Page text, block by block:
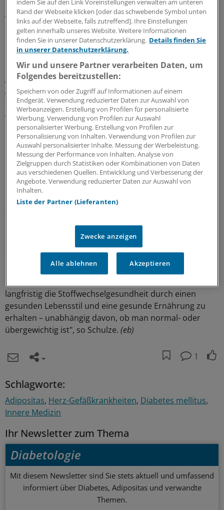
erhöhtes Risiko für Herz-Kreislauf-Erkrankungen hatten,
wenn sie über 10 oder gar 20 Jahre metabolisch gesund
blieben", wird Erstautorin Nathalie Eckel zitiert.
"Adipositas stellt somit ein ernst zu nehmendes
Erkrankungsrisiko dar, unabhängig davon, ob man
jahrelang keine Auffälligkeiten im Stoffwechsel hatte. Es
gibt somit nach wie vor keine eindeutigen Hinweise
darauf, dass es eine Untergruppe bei Menschen mit
Adipositas gibt, die kein erhöhtes Risiko hat."
"Wir waren zudem überrascht, dass auch unter den
metabolisch gesunden normalgewichtigen Frauen ein so
hoher Anteil entweder an Bluthochdruck, Diabetes oder
einer Fettstoffwechselstörung im Laufe von 20 Jahren
erkrankt ist", so Matthias Schulze in der DIfE-Mitteilung.
Forschung des DIfE im Rahmen des Deutschen
Zentrums für Diabetesforschung (DZD).
"Da diese Krankheiten maßgeblich das Risiko für
langfristig die Stoffwechselgesundheit durch einen
gesunden Lebensstil und eine gesunde Ernährung zu
erhalten – unabhängig davon, ob man normal- oder
übergewichtig ist", so Schulze. (eb)
1
Schlagworte:
Adipositas Herz-Gefäßkrankheiten Diabetes mellitus
Innere Medizin
Ihr Newsletter zum Thema
Diabetologie
Mit diesem Newsletter sind Sie stets aktuell und umfassend
informiert über Diabetes, Adipositas und verwandte
Themen.
indem Sie auf den Link Voreinstellungen verwalten am unteren
Rand der Webseite klicken [oder das schwebende Symbol unten
links auf der Webseite, falls zutreffend]. Ihre Einstellungen
gelten innerhalb unseres Website. Weitere Informationen
finden Sie in unserer Datenschutzerklärung. Details finden Sie
in unserer Datenschutzerklärung.
Wir und unsere Partner verarbeiten Daten, um
Folgendes bereitzustellen:
Speichern von oder Zugriff auf Informationen auf einem
Endgerät. Verwendung reduzierter Daten zur Auswahl von
Werbeanzeigen. Erstellung von Profilen für personalisierte
Werbung. Verwendung von Profilen zur Auswahl
personalisierter Werbung. Erstellung von Profilen zur
Personalisierung von Inhalten. Verwendung von Profilen zur
Auswahl personalisierter Inhalte. Messung der Werbeleistung.
Messung der Performance von Inhalten. Analyse von
Zielgruppen durch Statistiken oder Kombinationen von Daten
aus verschiedenen Quellen. Entwicklung und Verbesserung der
Angebote. Verwendung reduzierter Daten zur Auswahl von
Inhalten.
Liste der Partner (Lieferanten)
Zwecke anzeigen
Alle ablehnen Akzeptieren